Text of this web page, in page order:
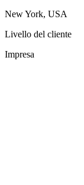
New York, USA
Livello del cliente
Impresa